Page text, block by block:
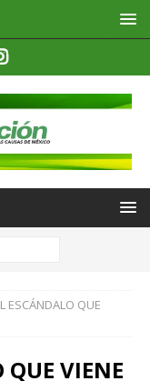
ESCÁNDALO QUE
QUE VIENE